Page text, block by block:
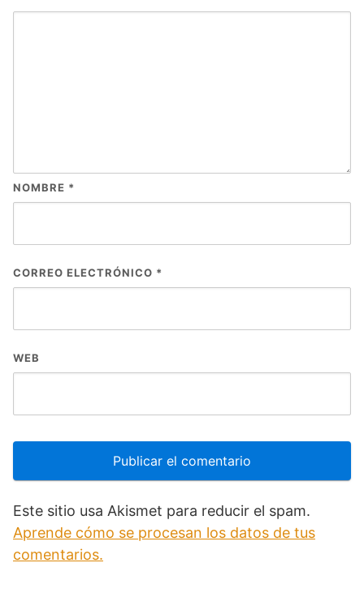
NOMBRE *
CORREO ELECTRÓNICO *
WEB
Este sitio usa Akismet para reducir el spam.
Aprende cómo se procesan los datos de tus
comentarios.